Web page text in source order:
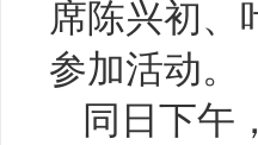
席陈兴初、
参加活动。
同日下午